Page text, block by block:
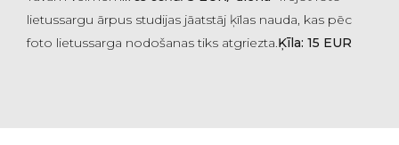
lietussargu ārpus studijas jāatstāj ķīlas nauda, kas pēc
foto lietussarga nodošanas tiks atgriezta. Ķīla: 15 EUR